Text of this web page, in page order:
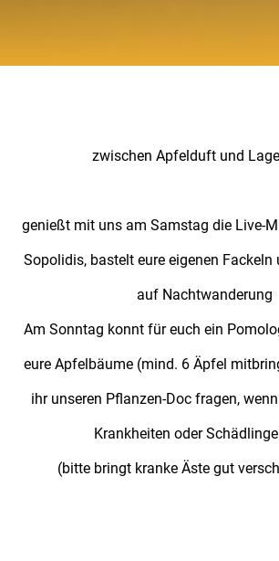
zwischen Apfelduft und
genießt mit uns am Samstag die Live-
Sopolidis, bastelt eure eigenen
auf Nachtwanderung
Am Sonntag konnt für euch ein
eure Apfelbäume (mind. 6 Äpfel
ihr unseren Pflanzen-Doc fragen,
Krankheiten oder
(bitte bringt kranke Äste gut